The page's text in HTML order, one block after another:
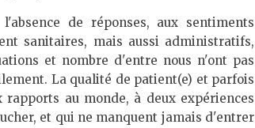
de réponses, aux sentiments
sanitaires, mais aussi administratifs,
et nombre d'entre nous n'ont pas
La qualité de patient(e) et parfois
au monde, à deux expériences
et qui ne manquent jamais d'entrer